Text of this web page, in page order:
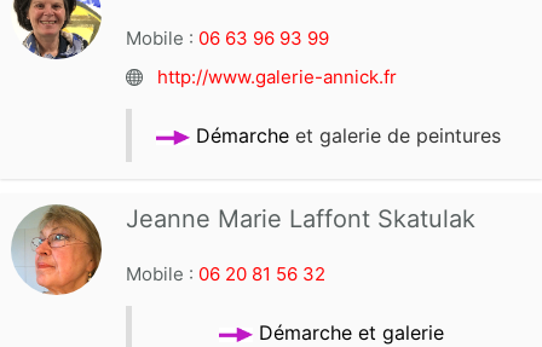
Mobile : 06 63 96 93 99
http://www.galerie-annick.fr
Démarche et galerie de peintures
Jeanne Marie Laffont Skatulak
Mobile : 06 20 81 56 32
Démarche et galerie